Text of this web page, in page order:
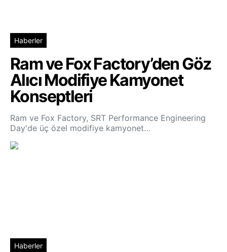
Haberler
Ram ve Fox Factory’den Göz
Alıcı Modifiye Kamyonet
Konseptleri
Ram ve Fox Factory, SRT Performance Engineering
Day'de üç özel modifiye kamyonet…
Haberler